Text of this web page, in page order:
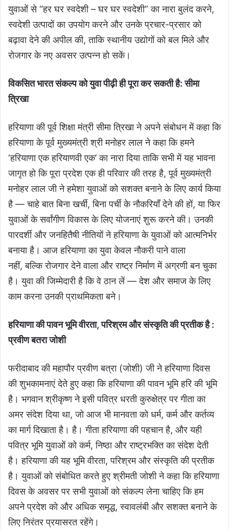
युवाओं से “हर घर स्वदेशी – घर घर स्वदेशी” का नारा बुलंद करने,
स्वदेशी उत्पादों का उपयोग करने और उनके प्रचार-प्रसार को
बढ़ावा देने की अपील की, ताकि स्थानीय उद्योगों को बल मिले और
रोजगार के नए अवसर उत्पन्न हो सकें।
विकसित भारत संकल्प को युवा पीढ़ी ही पूरा कर सकती है: सीमा
त्रिखा
हरियाणा की पूर्व शिक्षा मंत्री सीमा त्रिखा ने अपने संबोधन में कहा कि
हरियाणा के पूर्व मुख्यमंत्री श्री मनोहर लाल ने कहा कि हमने
‘हरियाणा एक हरियाणवी एक’ का नारा दिया ताकि सभी में यह भावना
जागृत हो कि पूरा प्रदेश एक ही परिवार की तरह है, पूर्व मुख्यमंत्री
मनोहर लाल जी ने हमेशा युवाओं को सशक्त बनाने के लिए कार्य किया
है — चाहे बात बिना खर्ची, बिना पर्ची के नौकरियाँ देने की हों, या फिर
युवाओं के सर्वांगीण विकास के लिए योजनाएं शुरू करने की। उनकी
पारदर्शी और जनहितैषी नीतियों ने हरियाणा के युवाओं को आत्मनिर्भर
बनाया है। आज हरियाणा का युवा केवल नौकरी पाने वाला
नहीं, बल्कि रोजगार देने वाला और राष्ट्र निर्माण में अग्रणी बन चुका
है। युवा की जिम्मेदारी है कि वे ठान लें — देश और समाज के लिए
काम करना उनकी प्राथमिकता बने।
हरियाणा की पावन भूमि वीरता,परिश्रम और संस्कृति की प्रतीक है :
प्रवीण बतरा जोशी
फरीदाबाद की महापौर प्रवीण बत्रा (जोशी) जी ने हरियाणा दिवस
की शुभकामनाएं देते हुए कहा कि हरियाणा की पावन भूमि हरि की भूमि
है। भगवान श्रीकृष्ण ने इसी पवित्र धरती कुरुक्षेत्र पर गीता का
अमर संदेश दिया था, जो आज भी मानवता को धर्म, कर्म और कर्तव्य
का मार्ग दिखाता है। है। गीता हरियाणा की पहचान है, और यही
पवित्र भूमि युवाओं को कर्म, निष्ठा और राष्ट्रभक्ति का संदेश देती
है। हरियाणा की यह भूमि वीरता, परिश्रम और संस्कृति की प्रतीक
है। युवाओं को संबोधित करते हुए श्रीमती जोशी ने कहा कि हरियाणा
दिवस के अवसर पर सभी युवाओं को संकल्प लेना चाहिए कि हम
अपने प्रदेश को और अधिक समृद्ध, स्वावलंबी और सशक्त बनाने के
लिए निरंतर प्रयासरत रहेंगे।